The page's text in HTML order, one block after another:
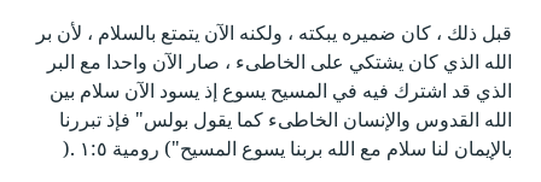
قبل ذلك ، كان ضميره يبكته ، ولكنه الآن يتمتع بالسلام ، ﻷن بر
الله الذي كان يشتكي على الخاطىء ، صار الآن واحدا مع البر
الذي قد اشترك فيه في المسيح يسوع إذ يسود الآن سلام بين
الله القدوس والإنسان الخاطىء كما يقول بولس" فإذ تبررنا
بالإيمان لنا سلام مع الله بربنا يسوع المسيح") رومية ١:٥ .(